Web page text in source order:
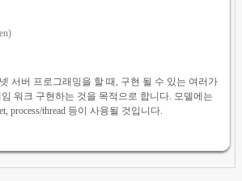
서버 프로그래밍을 할 때, 구현 될 수 있는 여러가
워크 구현하는 것을 목적으로 합니다. 모델에는
process/thread 등이 사용될 것입니다.